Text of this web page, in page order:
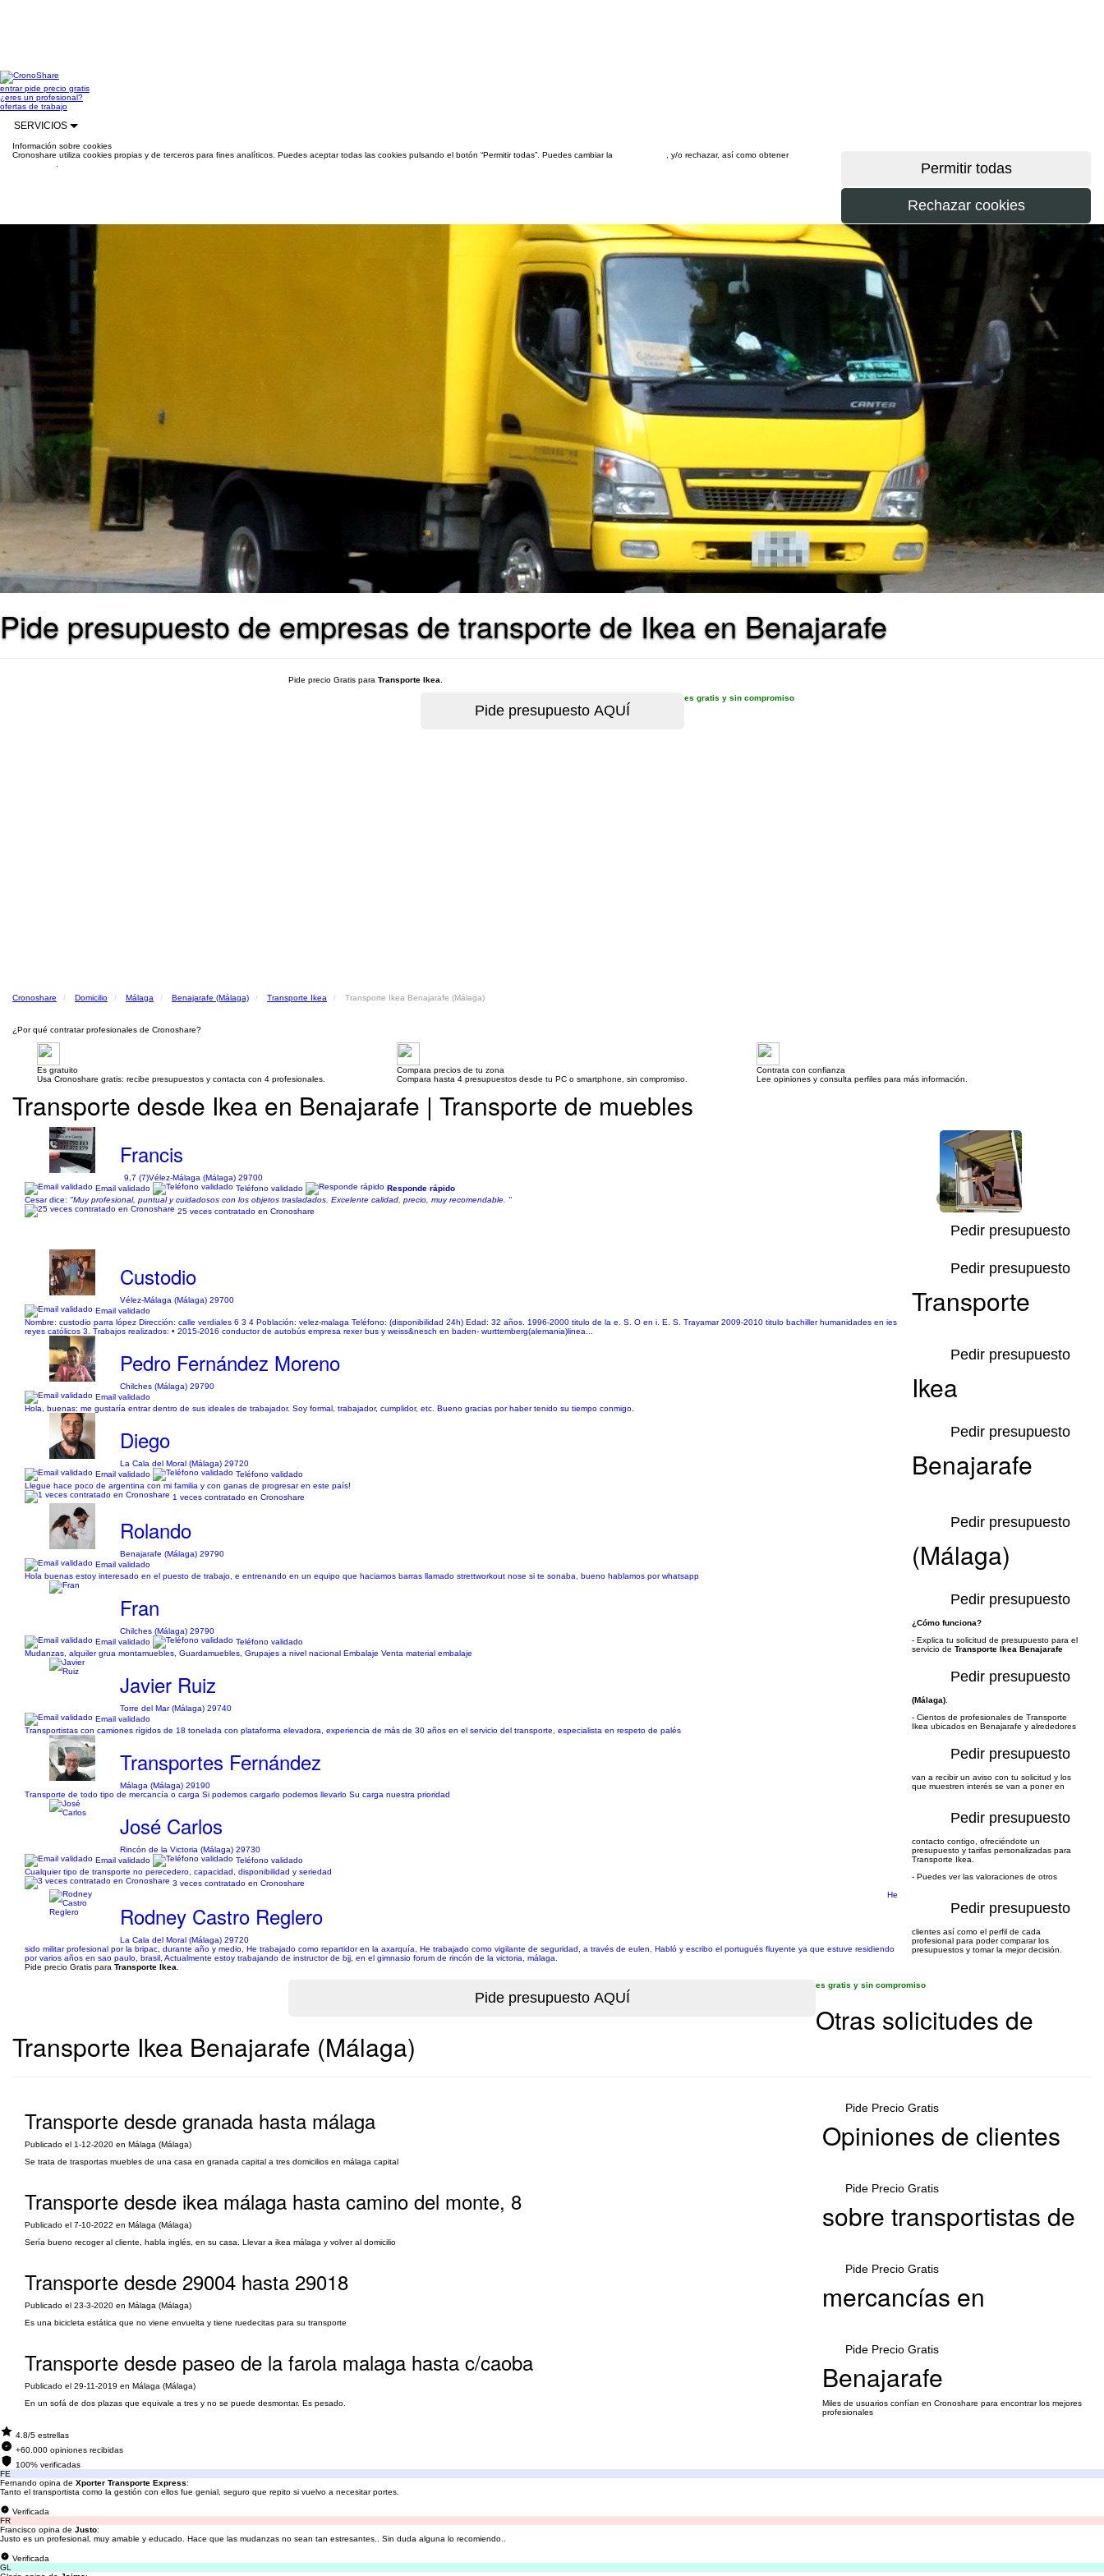
entrarpide precio gratis
¿eres un profesional?
ofertas de trabajo
SERVICIOS
Información sobre cookies
Cronoshare utiliza cookies propias y de terceros para fines analíticos. Puedes aceptar todas las cookies pulsando el botón “Permitir todas”. Puedes cambiar la
, y/o rechazar, así como obtener
Pide presupuesto de empresas de transporte de Ikea en Benajarafe
Pide precio Gratis para Transporte Ikea
es gratis y sin compromiso
Cronoshare Domicilio Málaga Benajarafe (Málaga) Transporte Ikea Transporte Ikea Benajarafe (Málaga)
¿Por qué contratar profesionales de Cronoshare?
Es gratuito
Usa Cronoshare gratis: recibe presupuestos y contacta con 4 profesionales.
Compara precios de tu zona
Compara hasta 4 presupuestos desde tu PC o smartphone, sin compromiso.
Contrata con confianza
Lee opiniones y consulta perfiles para más información.
Transporte desde Ikea en Benajarafe | Transporte de muebles
Francis
9,7 (7)Vélez-Málaga (Málaga) 29700
Email validado
Teléfono validado
Responde rápido
Cesar dice: "Muy profesional, puntual y cuidadosos con los objetos trasladados. Excelente calidad, precio, muy recomendable. "
25 veces contratado en Cronoshare
1/3
Pedir presupuesto
Custodio
Vélez-Málaga (Málaga) 29700
Email validado
Nombre: custodio parra lópez Dirección: calle verdiales 6 3 4 Población: velez-malaga Teléfono: (disponibilidad 24h) Edad: 32 años. 1996-2000 titulo de la e. S. O en i. E. S. Trayamar 2009-2010 titulo bachiller humanidades en ies
reyes católicos 3. Trabajos realizados: • 2015-2016 conductor de autobús empresa rexer bus y weiss&nesch en baden- wurttemberg(alemania)linea...
Pedir presupuesto
Pedro Fernández Moreno
Chilches (Málaga) 29790
Email validado
Hola, buenas: me gustaría entrar dentro de sus ideales de trabajador. Soy formal, trabajador, cumplidor, etc. Bueno gracias por haber tenido su tiempo conmigo.
Pedir presupuesto
Diego
La Cala del Moral (Málaga) 29720
Email validado
Teléfono validado
Llegue hace poco de argentina con mi familia y con ganas de progresar en este país!
1 veces contratado en Cronoshare
Pedir presupuesto
Rolando
Benajarafe (Málaga) 29790
Email validado
Hola buenas estoy interesado en el puesto de trabajo, e entrenando en un equipo que haciamos barras llamado strettworkout nose si te sonaba, bueno hablamos por whatsapp
Pedir presupuesto
Fran
Chilches (Málaga) 29790
Email validado
Teléfono validado
Mudanzas, alquiler grua montamuebles, Guardamuebles, Grupajes a nivel nacional Embalaje Venta material embalaje
Pedir presupuesto
Javier Ruiz
Torre del Mar (Málaga) 29740
Email validado
Transportistas con camiones rígidos de 18 tonelada con plataforma elevadora, experiencia de más de 30 años en el servicio del transporte, especialista en respeto de palés
Pedir presupuesto
Transportes Fernández
Málaga (Málaga) 29190
Transporte de todo tipo de mercancía o carga Si podemos cargarlo podemos llevarlo Su carga nuestra prioridad
Pedir presupuesto
José Carlos
Rincón de la Victoria (Málaga) 29730
Email validado
Teléfono validado
Cualquier tipo de transporte no perecedero, capacidad, disponibilidad y seriedad
3 veces contratado en Cronoshare
Pedir presupuesto
Rodney Castro Reglero
La Cala del Moral (Málaga) 29720
He
sido militar profesional por la bripac, durante año y medio, He trabajado como repartidor en la axarquía, He trabajado como vigilante de seguridad, a través de eulen, Habló y escribo el portugués fluyente ya que estuve residiendo
por varios años en sao paulo, brasil, Actualmente estoy trabajando de instructor de bjj, en el gimnasio forum de rincón de la victoria, málaga.
Pedir presupuesto
Transporte
Ikea
Benajarafe
(Málaga)
¿Cómo funciona?
- Explica tu solicitud de presupuesto para el
servicio de Transporte Ikea Benajarafe
(Málaga)
- Cientos de profesionales de Transporte
Ikea ubicados en Benajarafe y alrededores
van a recibir un aviso con tu solicitud y los
que muestren interés se van a poner en
contacto contigo, ofreciéndote un
presupuesto y tarifas personalizadas para
Transporte Ikea.
- Puedes ver las valoraciones de otros
clientes así como el perfil de cada
profesional para poder comparar los
presupuestos y tomar la mejor decisión.
Pide precio Gratis para Transporte Ikea
es gratis y sin compromiso
Otras solicitudes de
Transporte Ikea Benajarafe (Málaga)
Transporte desde granada hasta málaga
Publicado el 1-12-2020 en Málaga (Málaga)
Se trata de trasportas muebles de una casa en granada capital a tres domicilios en málaga capital
Pide Precio Gratis
Transporte desde ikea málaga hasta camino del monte, 8
Publicado el 7-10-2022 en Málaga (Málaga)
Sería bueno recoger al cliente, habla inglés, en su casa. Llevar a ikea málaga y volver al domicilio
Pide Precio Gratis
Transporte desde 29004 hasta 29018
Publicado el 23-3-2020 en Málaga (Málaga)
Es una bicicleta estática que no viene envuelta y tiene ruedecitas para su transporte
Pide Precio Gratis
Transporte desde paseo de la farola malaga hasta c/caoba
Publicado el 29-11-2019 en Málaga (Málaga)
En un sofá de dos plazas que equivale a tres y no se puede desmontar. Es pesado.
Pide Precio Gratis
Opiniones de clientes
sobre transportistas de
mercancías en
Benajarafe
Miles de usuarios confían en Cronoshare para encontrar los mejores
profesionales
4.8/5 estrellas
+60.000 opiniones recibidas
100% verificadas
FE
Fernando opina de Xporter Transporte Express:
Tanto el transportista como la gestión con ellos fue genial, seguro que repito si vuelvo a necesitar portes.
Verificada
FR
Francisco opina de Justo:
Justo es un profesional, muy amable y educado. Hace que las mudanzas no sean tan estresantes.. Sin duda alguna lo recomiendo..
Verificada
GL